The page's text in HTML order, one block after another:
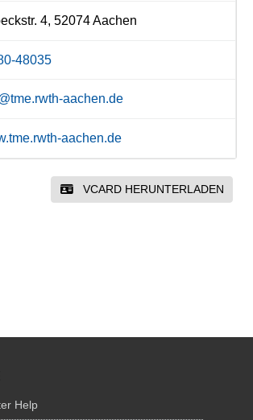
4, 52074 Aachen
48035
aachen.de
aachen.de
VCARD HERUNTERLADEN
Help